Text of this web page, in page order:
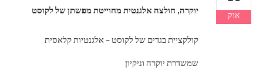
אוק
יוקרה, חולצה אלגנטית מחוייטת מפשתן של לקוסט
קולקציית בגדים של לקוסט – אלגנטיות קלאסית
שמשדרת יוקרה וניקיון